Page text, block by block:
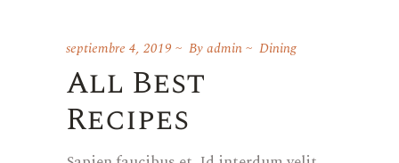
septiembre 4, 2019 Byadmin Dining
All Best
Recipes